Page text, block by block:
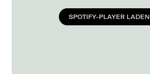
SPOTIFY-PLAYER LADEN